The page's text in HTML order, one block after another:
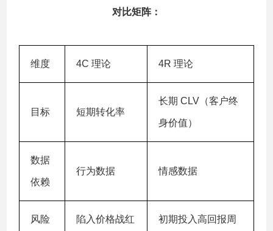
对比矩阵：
维度 4C 理论 4R 理论
目标 短期转化率
长期 CLV（客户终
身价值）
数据
依赖
行为数据 情感数据
风险 陷入价格战红 初期投入高回报周